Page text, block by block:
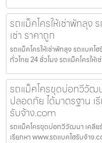
รถแม็คโครให้เช่าพัทลุง
เช่า ราคาถูก
รถแม็คโครให้เช่าพัทลุง รถแบคโ
ทั่วไทย 24 ชั่วโมง รถแม็คโครให้
รถแม็คโครขุดบ่อทวีวัฒ
ปลอดภัย ได้มาตรฐาน เ
รับจ้าง.com
รถแม็คโครขุดบ่อทวีวัฒนา เคลีย
เรียกหา www.รถแบคโฮรับจ้าง